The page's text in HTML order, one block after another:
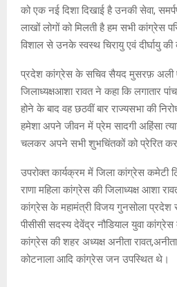
को एक नई दिशा दिखाई है उनकी सेवा,
लाखों लोगों को मिलती है हम सभी कांग्रेस
विशाल से उनके स्वस्थ चिरायु एवं दीर्घायु
प्रदेश कांग्रेस के सचिव सैयद मुसरफ़ अली
जिलाध्यक्षआशा रावत ने कहा कि लगातार
होने के बाद वह छठवीं बार राज्यसभा की
हमेशा अपने जीवन में प्रेम सादगी अहिंसा
चलकर अपने सभी शुभचिंतकों को प्रेरित
उपरोक्त कार्यक्रम में जिला कांग्रेस कमेटी
राणा महिला कांग्रेस की जिलाध्यक्ष आशा
कांग्रेस के महामंत्री विजय गुनसोला
पीसीसी सदस्य देवेंद्र नौडियाल युवा
कांग्रेस की शहर अध्यक्ष अनीता रावत,अनीता
कोटनाला आदि कांग्रेस जन उपस्थित थे।